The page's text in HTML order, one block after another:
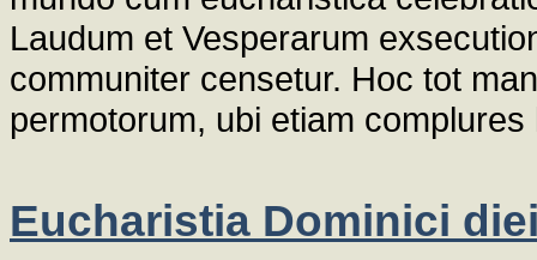
Laudum et Vesperarum
communiter censetur. Hoc tot
permotorum, ubi etiam
Eucharistia Dominici